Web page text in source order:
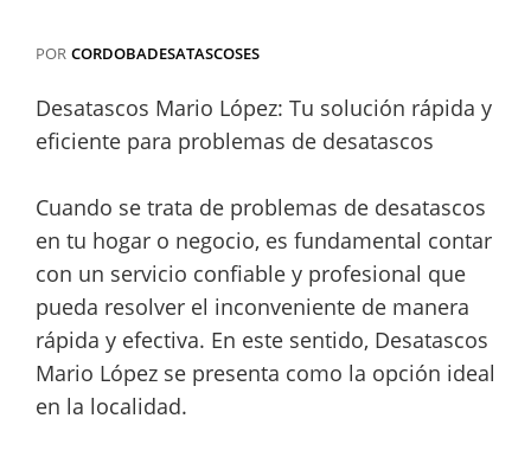
POR CORDOBADESATASCOSES
Desatascos Mario López: Tu solución rápida y
eficiente para problemas de desatascos
Cuando se trata de problemas de desatascos
en tu hogar o negocio, es fundamental contar
con un servicio confiable y profesional que
pueda resolver el inconveniente de manera
rápida y efectiva. En este sentido, Desatascos
Mario López se presenta como la opción ideal
en la localidad.